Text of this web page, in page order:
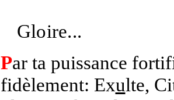
Gloire...
Par ta puissance
fidèlement: Exulte,